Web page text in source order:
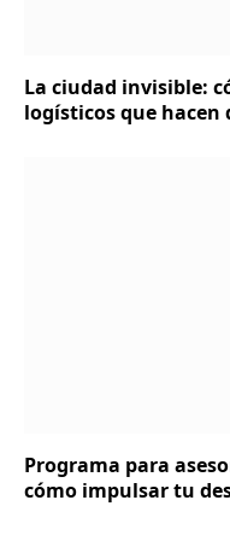
La ciudad invisible:
logísticos que
Programa para
cómo impulsar tu